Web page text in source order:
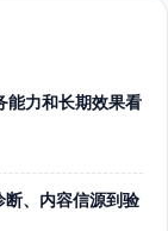
能力和长期效果看
、内容信源到验